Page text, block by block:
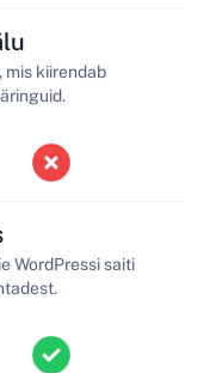
mis kiirendab
WordPressi saiti